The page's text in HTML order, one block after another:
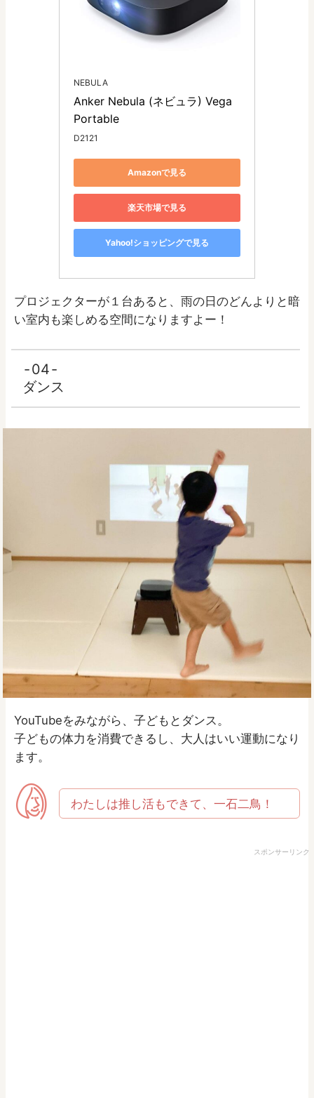
NEBULA
Anker Nebula (ネビュラ) Vega
Portable
D2121
Amazonで見る
楽天市場で見る
Yahoo!ショッピングで見る
プロジェクターが１台あると、雨の日のどんよりと暗
い室内も楽しめる空間になりますよー！
04
ダンス
YouTubeをみながら、子どもとダンス。
子どもの体力を消費できるし、大人はいい運動になり
ます。
わたしは推し活もできて、一石二鳥！
スポンサーリンク